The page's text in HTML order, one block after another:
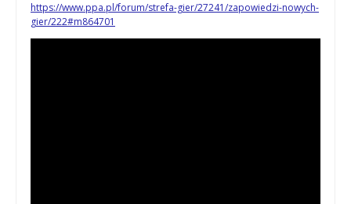
https://www.ppa.pl/forum/strefa-gier/27241/zapowiedzi-nowych-
gier/222#m864701